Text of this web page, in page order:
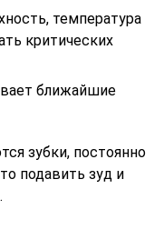
температура
критических
ближайшие
зубки, постоянно
подавить зуд и